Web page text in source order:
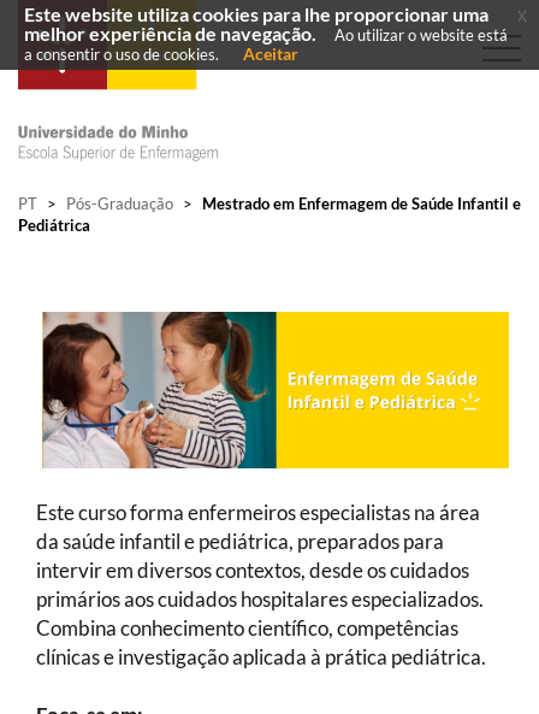
PT > Pós-Graduação >
Mestrado em Enfermagem de Saúde Infantil e
Pediátrica
Este curso forma enfermeiros especialistas na área
da saúde infantil e pediátrica, preparados para
intervir em diversos contextos, desde os cuidados
primários aos cuidados hospitalares especializados.
Combina conhecimento científico, competências
clínicas e investigação aplicada à prática pediátrica.
Este website utiliza cookies para lhe proporcionar uma
melhor experiência de navegação.
Ao utilizar o website está
a consentir o uso de cookies.
Aceitar
x